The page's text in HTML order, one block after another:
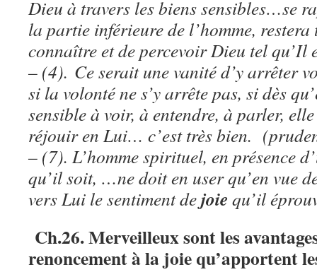
Dieu à travers les biens sensibles…se
la partie inférieure de l’homme,
connaître et de percevoir Dieu tel qu’Il
– (4). Ce serait une vanité d’y arrêter
si la volonté ne s’y arrête pas, si dès
sensible à voir, à entendre, à parler,
réjouir en Lui… c’est très bien.
– (7). L’homme spirituel, en présence
qu’il soit, …ne doit en user qu’en vue
vers Lui le sentiment dejoie qu’il
Ch.26. Merveilleux sont les
renoncement à la joie qu’apportent